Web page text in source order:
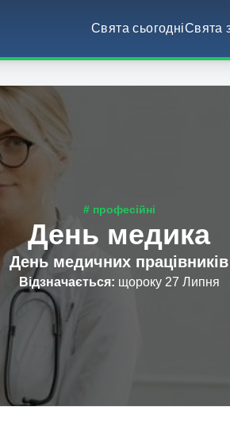
Свята сьогодніСвята
# професійні
День медика
День медичних працівників
Відзначається: щороку 27 Липня